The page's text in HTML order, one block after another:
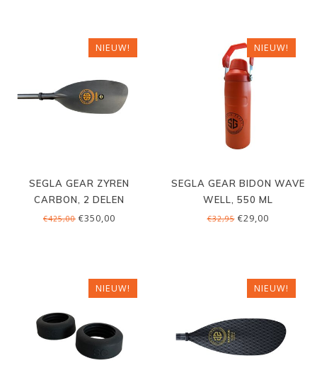
NIEUW!
SEGLA GEAR ZYREN
CARBON, 2 DELEN
€425,00 €350,00
NIEUW!
SEGLA GEAR BIDON WAVE
WELL, 550 ML
€32,95€29,00
NIEUW! NIEUW!